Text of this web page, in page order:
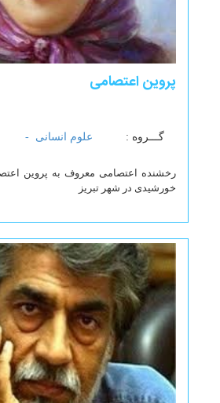
پروین اعتصامی
گـــروه : علوم انسانی -
خورشیدی در شهر تبریز